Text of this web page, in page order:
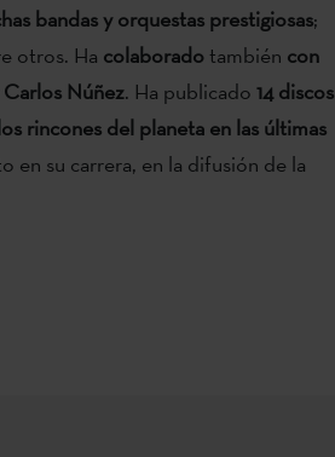
bandas y orquestas prestigiosas;
otros. Ha colaboradotambién con
Núñez. Ha publicado 14 discos
rincones del planeta en las últimas
en su carrera, en la difusión de la